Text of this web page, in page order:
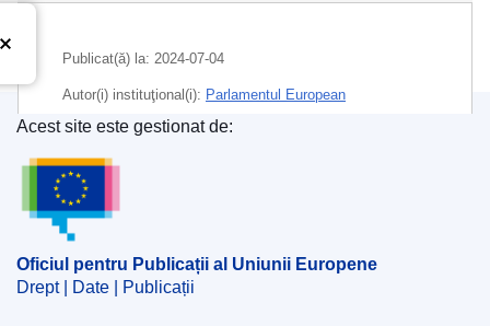
Publicat(ă) la: 2024-07-04
Autor(i) instituţional(i): Parlamentul European
CELEX : C/2024/04045
ELI :C/2024/4045/oj
IMMC : P9_CR(2019)11-28
Oficiul pentru Publicații al Uniunii Europene
Acest site este gestionat de:
Oficiul pentru Publicații al Uniunii Europene
Drept | Date | Publicații